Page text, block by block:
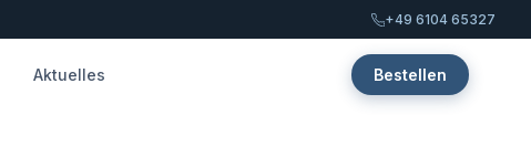
+49 6104 65327
Aktuelles Bestellen